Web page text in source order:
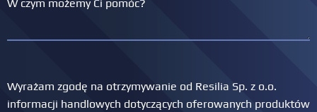
Wyrażam zgodę na otrzymywanie od Resilia Sp. z o.o.
informacji handlowych dotyczących oferowanych produktów